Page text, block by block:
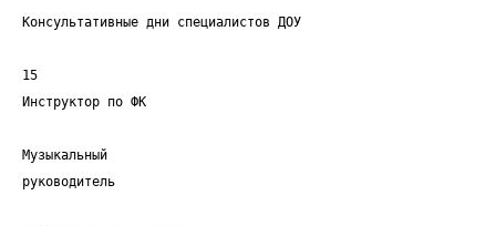
Консультативные дни специалистов ДОУ
15
Инструктор по ФК
Музыкальный
руководитель